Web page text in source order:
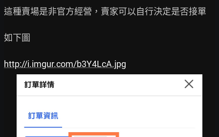
這種賣場是非官方經營，賣家可以自行決定是否接單
如下圖
http://i.imgur.com/b3Y4LcA.jpg